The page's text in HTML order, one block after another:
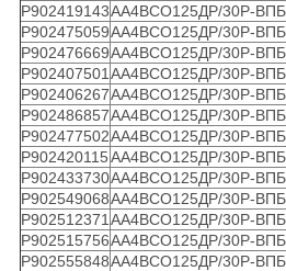
Р902419143АА4ВСО125ДР/30Р-
Р902475059АА4ВСО125ДР/30Р-
Р902476669АА4ВСО125ДР/30Р-
Р902407501 АА4ВСО125ДР/30Р-
Р902406267АА4ВСО125ДР/30Р-
Р902486857АА4ВСО125ДР/30Р-
Р902477502АА4ВСО125ДР/30Р-
Р902420115АА4ВСО125ДР/30Р-
Р902433730АА4ВСО125ДР/30Р-
Р902549068АА4ВСО125ДР/30Р-
Р902512371 АА4ВСО125ДР/30Р-
Р902515756АА4ВСО125ДР/30Р-
Р902555848АА4ВСО125ДР/30Р-